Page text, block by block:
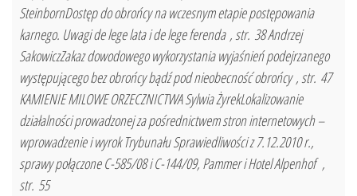
SteinbornDostęp do obrońcy na wczesnym etapie postępowania
karnego. Uwagi de lege lata i de lege ferenda , str. 38 Andrzej
SakowiczZakaz dowodowego wykorzystania wyjaśnień podejrzanego
występującego bez obrońcy bądź pod nieobecność obrońcy , str. 47
KAMIENIE MILOWE ORZECZNICTWA Sylwia ŻyrekLokalizowanie
działalności prowadzonej za pośrednictwem stron internetowych –
wprowadzenie i wyrok Trybunału Sprawiedliwości z 7.12.2010 r.,
sprawy połączone C-585/08 i C-144/09, Pammer i Hotel Alpenhof ,
str. 55